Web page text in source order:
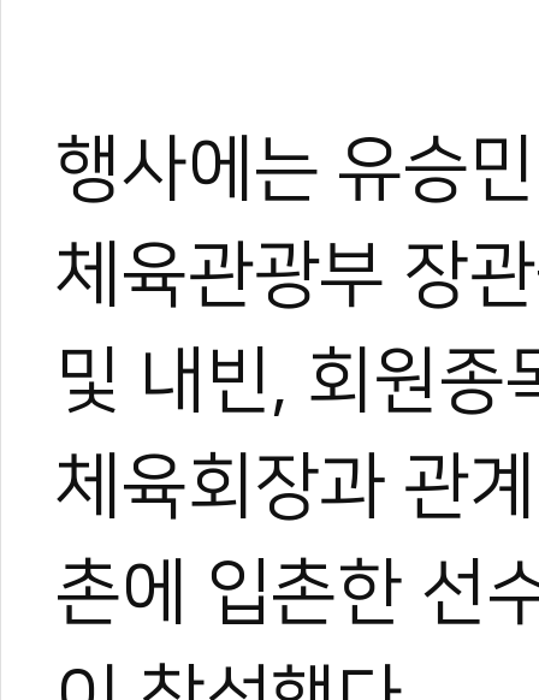
행사에는 유승
체육관광부 장
및 내빈, 회원종
체육회장과 관
촌에 입촌한 선